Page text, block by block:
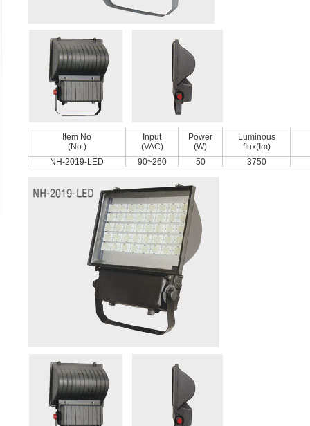
Item No
(No.)
Input
(VAC)
Power
(W)
Luminous
ﬂux(Im)
NH-2019-LED
90~260 50 3750